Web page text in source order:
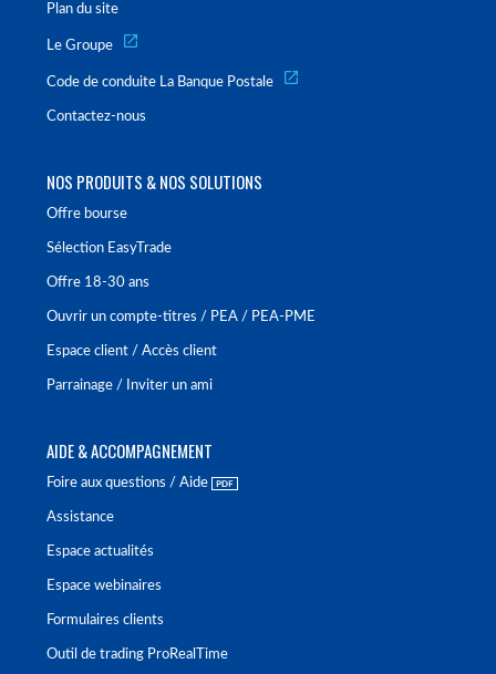
Plan du site
Le Groupe
Code de conduite La Banque Postale
Contactez-nous
NOS PRODUITS & NOS SOLUTIONS
Offre bourse
Sélection EasyTrade
Offre 18-30 ans
Ouvrir un compte-titres / PEA / PEA-PME
Espace client / Accès client
Parrainage / Inviter un ami
AIDE & ACCOMPAGNEMENT
Foire aux questions / Aide
Assistance
Espace actualités
Espace webinaires
Formulaires clients
Outil de trading ProRealTime